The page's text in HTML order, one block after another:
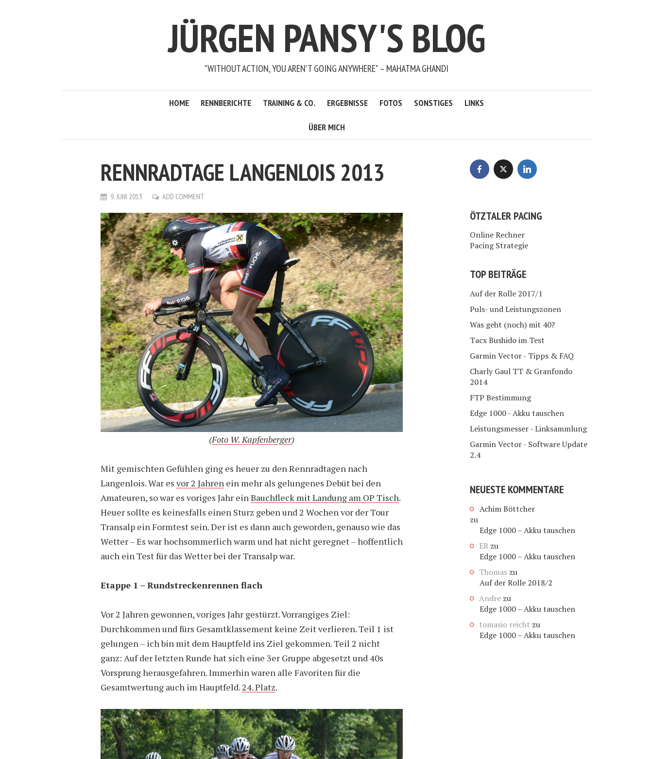
JÜRGEN PANSY'S BLOG
"WITHOUT ACTION, YOU AREN'T GOING ANYWHERE" – MAHATMA GHANDI
HOME RENNBERICHTE TRAINING & CO. ERGEBNISSE FOTOS SONSTIGES LINKS
ÜBER MICH
RENNRADTAGE LANGENLOIS 2013
9. JUNI 2013 ADD COMMENT
(Foto W. Kapfenberger)
Mit gemischten Gefühlen ging es heuer zu den Rennradtagen nach
Langenlois. War es vor 2 Jahren ein mehr als gelungenes Debüt bei den
Amateuren, so war es voriges Jahr einBauchfleck mit Landung am OP Tisch.
Heuer sollte es keinesfalls einen Sturz geben und 2 Wochen vor der Tour
Transalp ein Formtest sein. Der ist es dann auch geworden, genauso wie das
Wetter – Es war hochsommerlich warm und hat nicht geregnet – hoffentlich
auch ein Test für das Wetter bei der Transalp war.
Etappe 1 – Rundstreckenrennen flach
Vor 2 Jahren gewonnen, voriges Jahr gestürzt. Vorrangiges Ziel:
Durchkommen und fürs Gesamtklassement keine Zeit verlieren. Teil 1 ist
gelungen – ich bin mit dem Hauptfeld ins Ziel gekommen. Teil 2 nicht
ganz: Auf der letzten Runde hat sich eine 3er Gruppe abgesetzt und 40s
Vorsprung herausgefahren. Immerhin waren alle Favoriten für die
Gesamtwertung auch im Hauptfeld.24. Platz.
ÖTZTALER PACING
Online Rechner
Pacing Strategie
TOP BEITRÄGE
Auf der Rolle 2017/1
Puls- und Leistungszonen
Was geht (noch) mit 40?
Tacx Bushido im Test
Garmin Vector - Tipps & FAQ
Charly Gaul TT & Granfondo
2014
FTP Bestimmung
Edge 1000 - Akku tauschen
Leistungsmesser - Linksammlung
Garmin Vector - Software Update
2.4
NEUESTE KOMMENTARE
Achim Böttcher
zu
Edge 1000 – Akku tauschen
ER zu
Edge 1000 – Akku tauschen
Thomas zu
Auf der Rolle 2018/2
Andre zu
Edge 1000 – Akku tauschen
tomasio reicht zu
Edge 1000 – Akku tauschen